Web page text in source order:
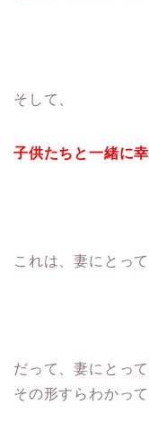
そして、
子供たちと一緒に
これは、妻にとっ
だって、妻にとっ
その形すらわかっ